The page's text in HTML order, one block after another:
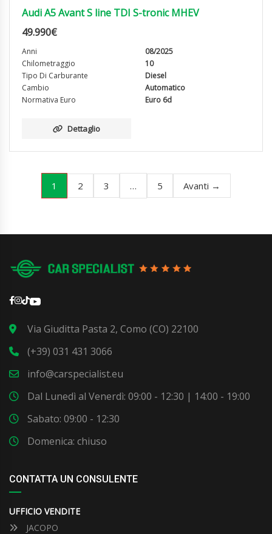
Audi A5 Avant S line TDI S-tronic MHEV
49.990€
Anni
08/2025
Chilometraggio
10
Tipo Di Carburante
Diesel
Cambio
Automatico
Normativa Euro
Euro 6d
Dettaglio
1 2 3 … 5 Avanti →
Via Giuditta Pasta 2, Como (CO) 22100
(+39) 031 431 3066
info@carspecialist.eu
Dal Lunedì al Venerdì: 09:00 - 12:30 | 14:00 - 19:00
Sabato: 09:00 - 12:30
Domenica: chiuso
CONTATTA UN CONSULENTE
UFFICIO VENDITE
JACOPO